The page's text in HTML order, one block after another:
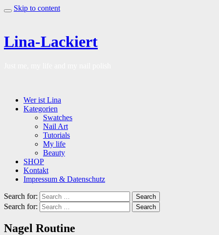
Skip to content
Lina-Lackiert
Wer ist Lina
Kategorien
Swatches
Nail Art
Tutorials
My life
Beauty
SHOP
Kontakt
Impressum & Datenschutz
Search for: Search
Search for: Search
Nagel Routine